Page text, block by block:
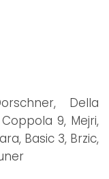
Della
9, Mejri,
Basic 3, Brzic,